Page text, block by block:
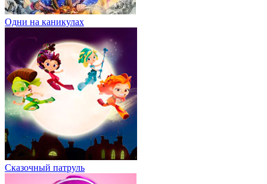
Одни на каникулах
Сказочный патруль